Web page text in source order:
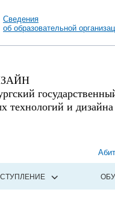
Сведения
об образовательной
технологий и дизайна